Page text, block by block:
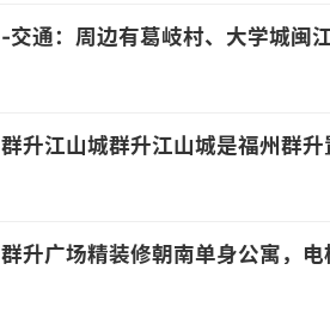
-交通：周边有葛岐村、大学城闽江师专、高新学园路口、旗山石沙等公交站，途径的公交线路包括26路、89路、141路、151路
群升江山城群升江山城是福州群升置业于2012年开发的住宅小区，位于闽侯南屿镇葛岐村、上街镇马保村，雄踞浦上大道与乌龙江大道交汇处东南侧。由群升国
群升广场精装修朝南单身公寓，电梯中层，楼上户型，包物业宽带，加微信看房子完整视频，房东直租，无中介费☎️17381801496，包物业宽带拎包入佳，融创末来